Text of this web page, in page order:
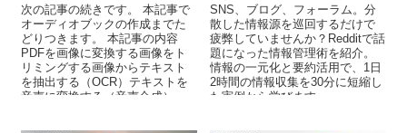
次の記事の続きです。 本記事で
オーディオブックの作成までた
どりつきます。 本記事の内容
PDFを画像に変換する画像をト
リミングする画像からテキスト
を抽出する（OCR）テキストを
音声に変換する（音声合成） ...
SNS、ブログ、フォーラム。分
散した情報源を巡回するだけで
疲弊していませんか？Redditで話
題になった情報管理術を紹介。
情報の一元化と要約活用で、1日
2時間の情報収集を30分に短縮し
た実例から学びます。